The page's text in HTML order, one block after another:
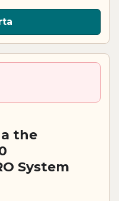
the
System